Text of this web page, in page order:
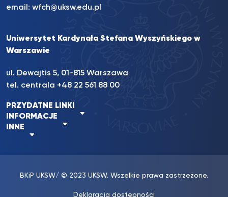
email: wfch@uksw.edu.pl
Uniwersytet Kardynała Stefana Wyszyńskiego w
Warszawie
ul. Dewajtis 5, 01-815 Warszawa
tel. centrala +48 22 561 88 00
PRZYDATNE LINKI
INFORMACJE
INNE
BKiP UKSW/ © 2023 UKSW. Wszelkie prawa zastrzeżone.
Deklaracja dostępności